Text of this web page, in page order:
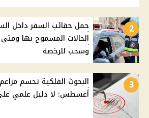
2
حمل حقائب السفر داخل
الحالات المسموح بها
وسحب للرخصة
3
أغسطس: لا دليل علمي